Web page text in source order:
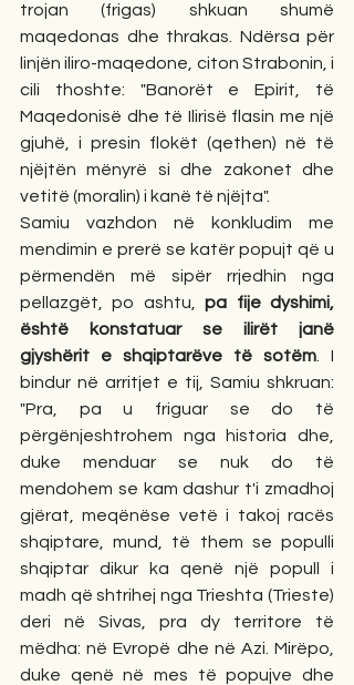
trojan (frigas) shkuan shumë
maqedonas dhe thrakas. Ndërsa për
linjën iliro-maqedone, citon Strabonin, i
cili thoshte: "Banorët e Epirit, të
Maqedonisë dhe të Ilirisë flasin me një
gjuhë, i presin flokët (qethen) në të
njëjtën mënyrë si dhe zakonet dhe
vetitë (moralin) i kanë të njëjta".
Samiu vazhdon në konkludim me
mendimin e prerë se katër popujt që u
përmendën më sipër rrjedhin nga
pellazgët, po ashtu, pa fije dyshimi,
është konstatuar se ilirët janë
gjyshërit e shqiptarëve të sotëm . I
bindur në arritjet e tij, Samiu shkruan:
"Pra, pa u friguar se do të
përgënjeshtrohem nga historia dhe,
duke menduar se nuk do të
mendohem se kam dashur t'i zmadhoj
gjërat, meqënëse vetë i takoj racës
shqiptare, mund, të them se populli
shqiptar dikur ka qenë një popull i
madh që shtrihej nga Trieshta (Trieste)
deri në Sivas, pra dy territore të
mëdha: në Evropë dhe në Azi. Mirëpo,
duke qenë në mes të popujve dhe